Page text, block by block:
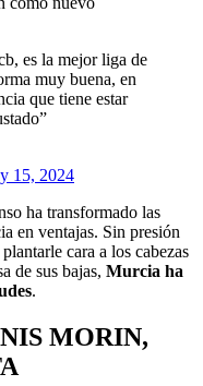
es la mejor liga de
muy buena, en
que tiene estar
15, 2024
ha transformado las
en ventajas. Sin presión
cara a los cabezas
de sus bajas, Murcia ha
.
MORIN,